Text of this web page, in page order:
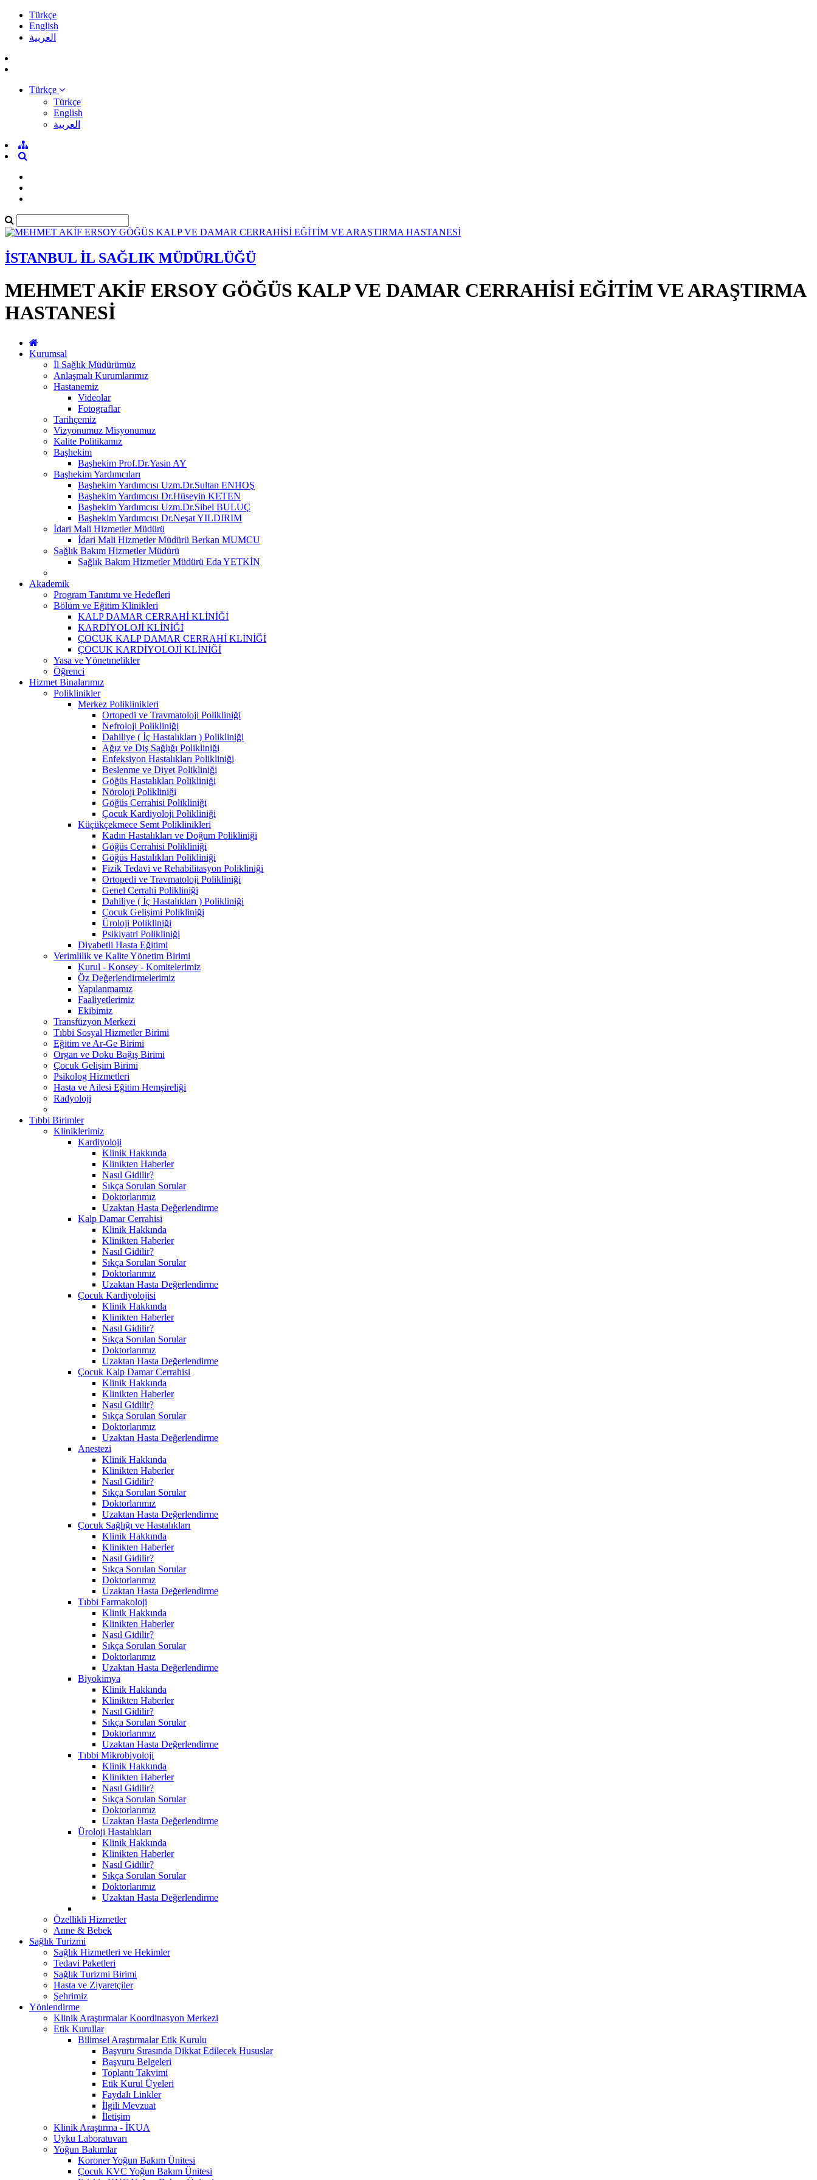
Türkçe
English
العربية
Türkçe
Türkçe
English
العربية
İSTANBUL İL SAĞLIK MÜDÜRLÜĞÜ
MEHMET AKİF ERSOY GÖĞÜS KALP VE DAMAR CERRAHİSİ EĞİTİM VE ARAŞTIRMA
HASTANESİ
Kurumsal
İl Sağlık Müdürümüz
Anlaşmalı Kurumlarımız
Hastanemiz
Videolar
Fotograflar
Tarihçemiz
Vizyonumuz Misyonumuz
Kalite Politikamız
Başhekim
Başhekim Prof.Dr.Yasin AY
Başhekim Yardımcıları
Başhekim Yardımcısı Uzm.Dr.Sultan ENHOŞ
Başhekim Yardımcısı Dr.Hüseyin KETEN
Başhekim Yardımcısı Uzm.Dr.Sibel BULUÇ
Başhekim Yardımcısı Dr.Neşat YILDIRIM
İdari Mali Hizmetler Müdürü
İdari Mali Hizmetler Müdürü Berkan MUMCU
Sağlık Bakım Hizmetler Müdürü
Sağlık Bakım Hizmetler Müdürü Eda YETKİN
Akademik
Program Tanıtımı ve Hedefleri
Bölüm ve Eğitim Klinikleri
KALP DAMAR CERRAHİ KLİNİĞİ
KARDİYOLOJİ KLİNİĞİ
ÇOCUK KALP DAMAR CERRAHİ KLİNİĞİ
ÇOCUK KARDİYOLOJİ KLİNİĞİ
Yasa ve Yönetmelikler
Öğrenci
Hizmet Binalarımız
Poliklinikler
Merkez Poliklinikleri
Ortopedi ve Travmatoloji Polikliniği
Nefroloji Polikliniği
Dahiliye ( İç Hastalıkları ) Polikliniği
Ağız ve Diş Sağlığı Polikliniği
Enfeksiyon Hastalıkları Polikliniği
Beslenme ve Diyet Polikliniği
Göğüs Hastalıkları Polikliniği
Nöroloji Polikliniği
Göğüs Cerrahisi Polikliniği
Çocuk Kardiyoloji Polikliniği
Küçükçekmece Semt Poliklinikleri
Kadın Hastalıkları ve Doğum Polikliniği
Göğüs Cerrahisi Polikliniği
Göğüs Hastalıkları Polikliniği
Fizik Tedavi ve Rehabilitasyon Polikliniği
Ortopedi ve Travmatoloji Polikliniği
Genel Cerrahi Polikliniği
Dahiliye ( İç Hastalıkları ) Polikliniği
Çocuk Gelişimi Polikliniği
Üroloji Polikliniği
Psikiyatri Polikliniği
Diyabetli Hasta Eğitimi
Verimlilik ve Kalite Yönetim Birimi
Kurul - Konsey - Komitelerimiz
Öz Değerlendirmelerimiz
Yapılanmamız
Faaliyetlerimiz
Ekibimiz
Transfüzyon Merkezi
Tıbbi Sosyal Hizmetler Birimi
Eğitim ve Ar-Ge Birimi
Organ ve Doku Bağış Birimi
Çocuk Gelişim Birimi
Psikolog Hizmetleri
Hasta ve Ailesi Eğitim Hemşireliği
Radyoloji
Tıbbi Birimler
Kliniklerimiz
Kardiyoloji
Klinik Hakkında
Klinikten Haberler
Nasıl Gidilir?
Sıkça Sorulan Sorular
Doktorlarımız
Uzaktan Hasta Değerlendirme
Kalp Damar Cerrahisi
Klinik Hakkında
Klinikten Haberler
Nasıl Gidilir?
Sıkça Sorulan Sorular
Doktorlarımız
Uzaktan Hasta Değerlendirme
Çocuk Kardiyolojisi
Klinik Hakkında
Klinikten Haberler
Nasıl Gidilir?
Sıkça Sorulan Sorular
Doktorlarımız
Uzaktan Hasta Değerlendirme
Çocuk Kalp Damar Cerrahisi
Klinik Hakkında
Klinikten Haberler
Nasıl Gidilir?
Sıkça Sorulan Sorular
Doktorlarımız
Uzaktan Hasta Değerlendirme
Anestezi
Klinik Hakkında
Klinikten Haberler
Nasıl Gidilir?
Sıkça Sorulan Sorular
Doktorlarımız
Uzaktan Hasta Değerlendirme
Çocuk Sağlığı ve Hastalıkları
Klinik Hakkında
Klinikten Haberler
Nasıl Gidilir?
Sıkça Sorulan Sorular
Doktorlarımız
Uzaktan Hasta Değerlendirme
Tıbbi Farmakoloji
Klinik Hakkında
Klinikten Haberler
Nasıl Gidilir?
Sıkça Sorulan Sorular
Doktorlarımız
Uzaktan Hasta Değerlendirme
Biyokimya
Klinik Hakkında
Klinikten Haberler
Nasıl Gidilir?
Sıkça Sorulan Sorular
Doktorlarımız
Uzaktan Hasta Değerlendirme
Tıbbi Mikrobiyoloji
Klinik Hakkında
Klinikten Haberler
Nasıl Gidilir?
Sıkça Sorulan Sorular
Doktorlarımız
Uzaktan Hasta Değerlendirme
Üroloji Hastalıkları
Klinik Hakkında
Klinikten Haberler
Nasıl Gidilir?
Sıkça Sorulan Sorular
Doktorlarımız
Uzaktan Hasta Değerlendirme
Özellikli Hizmetler
Anne & Bebek
Sağlık Turizmi
Sağlık Hizmetleri ve Hekimler
Tedavi Paketleri
Sağlık Turizmi Birimi
Hasta ve Ziyaretçiler
Şehrimiz
Yönlendirme
Klinik Araştırmalar Koordinasyon Merkezi
Etik Kurullar
Bilimsel Araştırmalar Etik Kurulu
Başvuru Sırasında Dikkat Edilecek Hususlar
Başvuru Belgeleri
Toplantı Takvimi
Etik Kurul Üyeleri
Faydalı Linkler
İlgili Mevzuat
İletişim
Klinik Araştırma - İKUA
Uyku Laboratuvarı
Yoğun Bakımlar
Koroner Yoğun Bakım Ünitesi
Çocuk KVC Yoğun Bakım Ünitesi